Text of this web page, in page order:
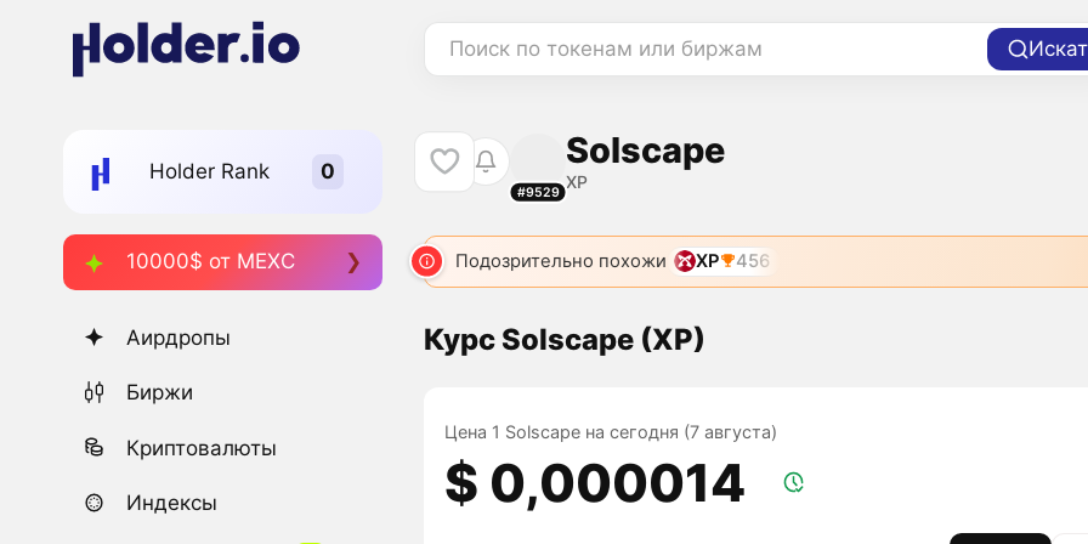
Поиск по токенам или биржам
Holder Rank
10000$ от MEXC
Аирдропы
Биржи
Криптовалюты
Индексы
#9529
Solscape
XP
Подозрительно похожи XP 456
Курс Solscape (XP)
Цена 1 Solscape на сегодня (7 августа)
$ 0,000014